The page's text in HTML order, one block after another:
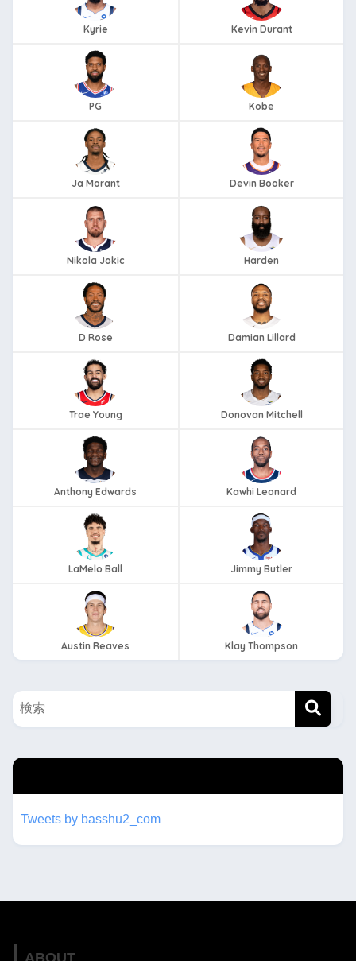
Kyrie Kevin Durant
PG Kobe
Ja Morant Devin Booker
Nikola Jokic Harden
D Rose Damian Lillard
Trae Young Donovan Mitchell
Anthony Edwards Kawhi Leonard
LaMelo Ball Jimmy Butler
Austin Reaves Klay Thompson
Tweets by basshu2_com
ABOUT